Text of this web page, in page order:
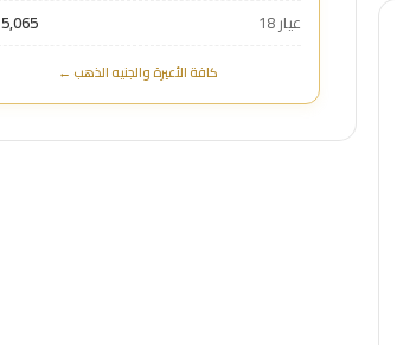
عيار 18
5,065 ج.م
كافة الأعيرة والجنيه الذهب ←